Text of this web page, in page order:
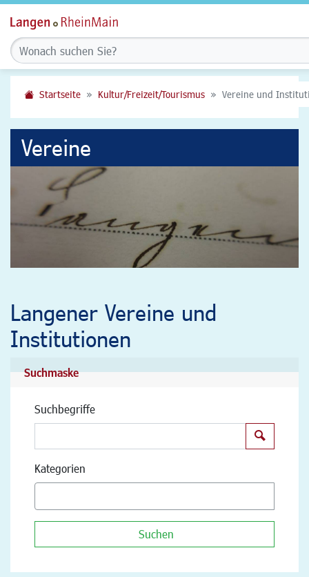
Startseite Kultur/Freizeit/Tourismus Vereine und
Vereine
Langener Vereine und
Institutionen
Suchmaske
Suchbegriffe
Kategorien
Suchen